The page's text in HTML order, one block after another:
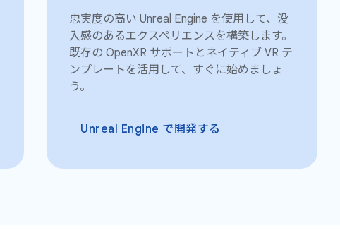
忠実度の高い Unreal Engine を使用して、没
入感のあるエクスペリエンスを構築します。
既存の OpenXR サポートとネイティブ VR テ
ンプレートを活用して、すぐに始めましょ
う。
Unreal Engine で開発する